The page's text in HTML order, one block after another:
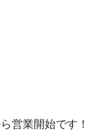
営業開始です！